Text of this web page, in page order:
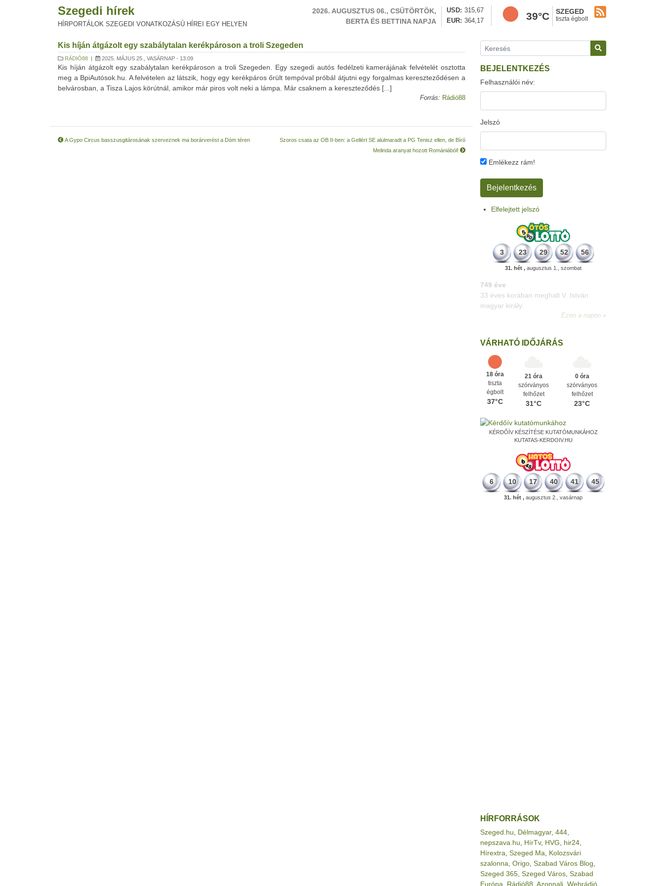
Szegedi hírek
HÍRPORTÁLOK SZEGEDI VONATKOZÁSÚ HÍREI EGY HELYEN
2026. AUGUSZTUS 06., CSÜTÖRTÖK,
BERTA ÉS BETTINA NAPJA
USD
315,67
EUR
364,17 39°C SZEGED
tiszta égbolt
Kis híján átgázolt egy szabálytalan kerékpároson a troli Szegeden
RÁDIÓ88 | 2025. MÁJUS 25., VASÁRNAP - 13:09
Kis híján átgázolt egy szabálytalan kerékpároson a troli Szegeden. Egy szegedi autós fedélzeti kamerájának felvételét osztotta
meg a BpiAutósok.hu. A felvételen az látszik, hogy egy kerékpáros őrült tempóval próbál átjutni egy forgalmas kereszteződésen a
belvárosban, a Tisza Lajos körútnál, amikor már piros volt neki a lámpa. Már csaknem a kereszteződés [...]
Forrás: Rádió88
A Gypo Circus basszusgitárosának szerveznek ma borárverést a Dóm téren
Szoros csata az OB II-ben: a Gellért SE alulmaradt a PG Tenisz ellen, de Bíró
Melinda aranyat hozott Romániából!
BEJELENTKEZÉS
Felhasználói név:
Jelszó
Emlékezz rám!
Elfelejtett jelszó
3 23 29 52 56
31. hét , augusztus 1., szombat
498 éve
A szávaszentdemeteri-nagyolaszi
győzelem, ahol a magyarok utoljára
győzték le a törököket Mohács előtt.
VÁRHATÓ IDŐJÁRÁS
18 óra
tiszta
égbolt
37°C
21 óra
szórványos
felhőzet
31°C
0 óra
szórványos
felhőzet
23°C
KÉRDŐÍV KÉSZÍTÉSE KUTATÓMUNKÁHOZ
KUTATAS-KERDOIV.HU
6 10 17 40 41 45
31. hét , augusztus 2., vasárnap
HÍRFORRÁSOK
Szeged.hu Délmagyar, 444
nepszava.hu
HírTv, HVG hir24
Hírextra Szeged Ma
Kolozsvári
szalonna Origo Szabad Város Blog
Szeged 365 Szeged Város Szabad
Európa
Rádió88 Azonnali Webrádió